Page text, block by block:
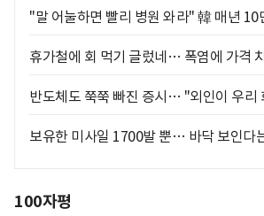
"말 어눌하면 빨리 병원 와라" 韓 매년 10
휴가철에 회 먹기 글렀네… 폭염에 가격
반도체도 쭉쭉 빠진 증시… "외인이 우리
보유한 미사일 1700발 뿐… 바닥 보인다
100자평